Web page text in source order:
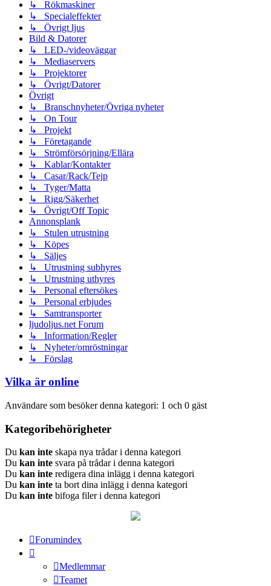
↳ Rökmaskiner
↳ Specialeffekter
↳ Övrigt ljus
Bild & Datorer
↳ LED-/videoväggar
↳ Mediaservers
↳ Projektorer
↳ Övrigt/Datorer
Övrigt
↳ Branschnyheter/Övriga nyheter
↳ On Tour
↳ Projekt
↳ Företagande
↳ Strömförsörjning/Ellära
↳ Kablar/Kontakter
↳ Casar/Rack/Tejp
↳ Tyger/Matta
↳ Rigg/Säkerhet
↳ Övrigt/Off Topic
Annonsplank
↳ Stulen utrustning
↳ Köpes
↳ Säljes
↳ Utrustning subhyres
↳ Utrustning uthyres
↳ Personal eftersökes
↳ Personal erbjudes
↳ Samtransporter
ljudoljus.net Forum
↳ Information/Regler
↳ Nyheter/omröstningar
↳ Förslag
Vilka är online
Användare som besöker denna kategori: 1 och 0 gäst
Kategoribehörigheter
Du kan inte skapa nya trådar i denna kategori
Du kan inte svara på trådar i denna kategori
Du kan inte redigera dina inlägg i denna kategori
Du kan inte ta bort dina inlägg i denna kategori
Du kan inte bifoga filer i denna kategori
Forumindex
Medlemmar
Teamet